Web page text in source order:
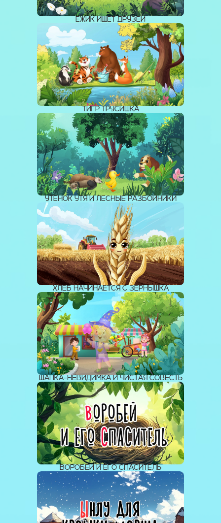
ЁЖИК ИЩЕТ ДРУЗЕЙ
ТИГР ТРУСИШКА
УТЁНОК УТЯ И ЛЕСНЫЕ РАЗБОЙНИКИ
ХЛЕБ НАЧИНАЕТСЯ С ЗЁРНЫШКА
ШАПКА-НЕВИДИМКА И ЧИСТАЯ СОВЕСТЬ
ВОРОБЕЙ И ЕГО СПАСИТЕЛЬ